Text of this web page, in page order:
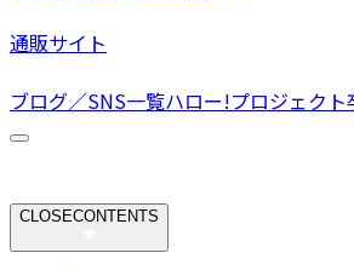
通販サイト
ブログ／SNS一覧ハロー!プロジェクト
CLOSECONTENTS